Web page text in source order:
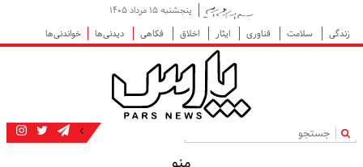
پنجشنبه ۱۵ مرداد ۱۴۰۵
زندگی
سلامت فناوری ایثار اخلاق فکاهی دیدنی‌ها خواندنی‌ها
|